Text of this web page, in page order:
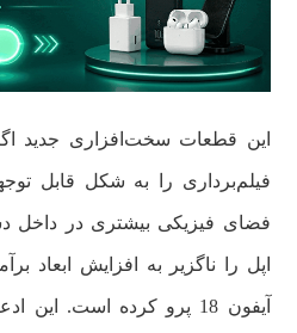
این قطعات سخت‌افزاری جدید
فیلم‌برداری را به شکل قابل
فضای فیزیکی بیشتری در داخل
اپل را ناگزیر به افزایش ابعاد
آیفون 18 پرو کرده است.